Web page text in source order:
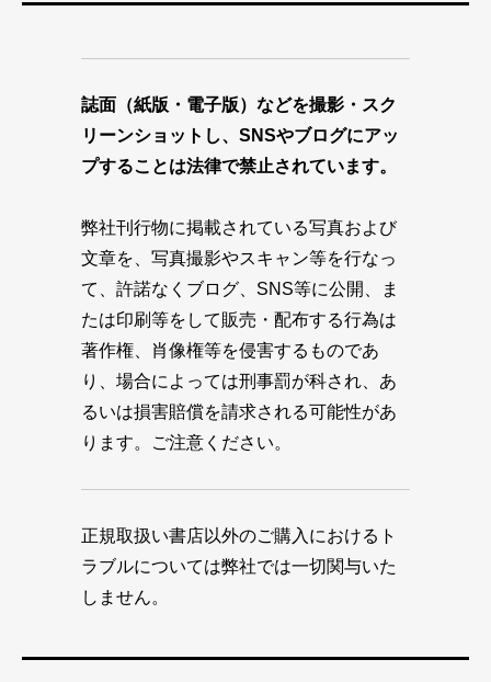
誌面（紙版・電子版）などを撮影・スク
リーンショットし、SNSやブログにアッ
プすることは法律で禁止されています。
弊社刊行物に掲載されている写真および
文章を、写真撮影やスキャン等を行なっ
て、許諾なくブログ、SNS等に公開、ま
たは印刷等をして販売・配布する行為は
著作権、肖像権等を侵害するものであ
り、場合によっては刑事罰が科され、あ
るいは損害賠償を請求される可能性があ
ります。ご注意ください。
正規取扱い書店以外のご購入におけるト
ラブルについては弊社では一切関与いた
しません。